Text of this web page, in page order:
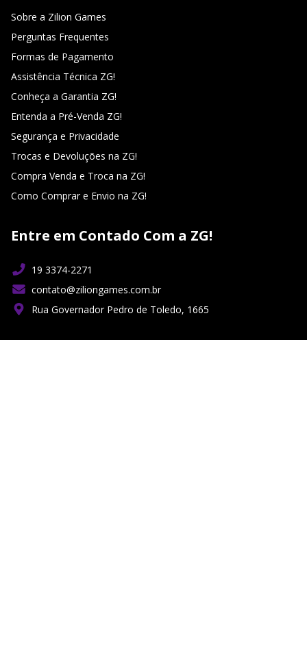
Sobre a Zilion Games
Perguntas Frequentes
Formas de Pagamento
Assistência Técnica ZG!
Conheça a Garantia ZG!
Entenda a Pré-Venda ZG!
Segurança e Privacidade
Trocas e Devoluções na ZG!
Compra Venda e Troca na ZG!
Como Comprar e Envio na ZG!
Entre em Contado Com a ZG!
19 3374-2271
contato@ziliongames.com.br
Rua Governador Pedro de Toledo, 1665